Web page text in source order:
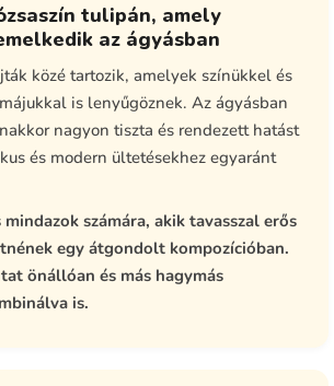
tulipán, amely
az ágyásban
közé tartozik, amelyek színükkel és
is lenyűgöznek. Az ágyásban
nagyon tiszta és rendezett hatást
és modern ültetésekhez egyaránt
számára, akik tavasszal erős
egy átgondolt kompozícióban.
önállóan és más hagymás
is.